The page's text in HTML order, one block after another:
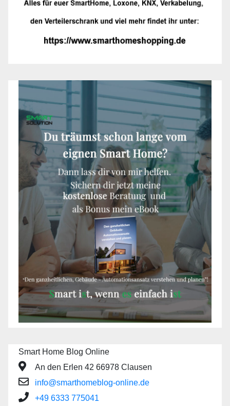
Smart Home Blog Online
An den Erlen 42 66978 Clausen
info@smarthomeblog-online.de
+49 6333 775041